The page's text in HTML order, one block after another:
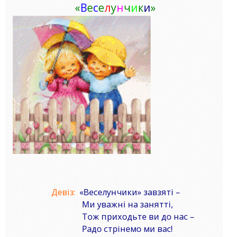
«Веселунчики»
Девіз: «Веселунчики» завзяті –
Ми уважні на занятті,
Тож приходьте ви до нас –
Радо стрінемо ми вас!